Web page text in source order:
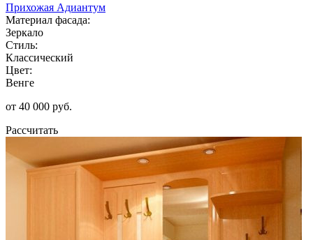
Прихожая Адиантум
Материал фасада:
Зеркало
Стиль:
Классический
Цвет:
Венге
от 40 000 руб.
Рассчитать